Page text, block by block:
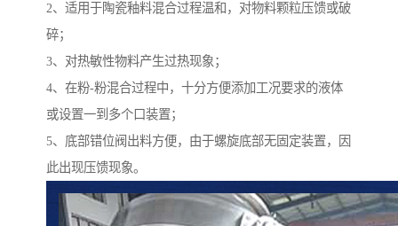
2、适用于陶瓷釉料混合过程温和，对物料颗粒压馈或破
碎；
3、对热敏性物料产生过热现象；
4、在粉-粉混合过程中，十分方便添加工况要求的液体
或设置一到多个口装置；
5、底部错位阀出料方便，由于螺旋底部无固定装置，因
此出现压馈现象。